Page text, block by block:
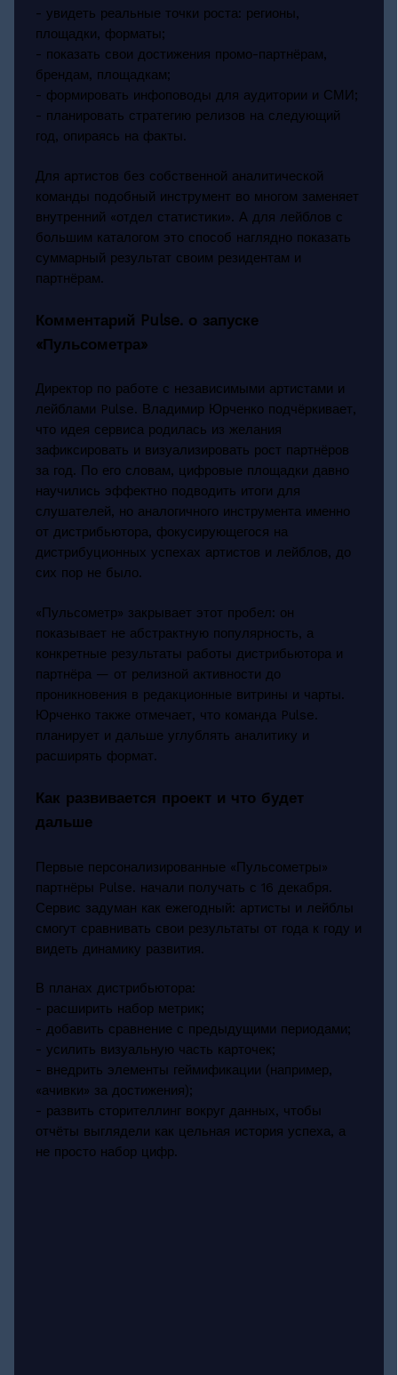
- увидеть реальные точки роста: регионы,
площадки, форматы;
- показать свои достижения промо-партнёрам,
брендам, площадкам;
- формировать инфоповоды для аудитории и СМИ;
- планировать стратегию релизов на следующий
год, опираясь на факты.
Для артистов без собственной аналитической
команды подобный инструмент во многом заменяет
внутренний «отдел статистики». А для лейблов с
большим каталогом это способ наглядно показать
суммарный результат своим резидентам и
партнёрам.
Комментарий Pulse. о запуске
«Пульсометра»
Директор по работе с независимыми артистами и
лейблами Pulse. Владимир Юрченко подчёркивает,
что идея сервиса родилась из желания
зафиксировать и визуализировать рост партнёров
за год. По его словам, цифровые площадки давно
научились эффектно подводить итоги для
слушателей, но аналогичного инструмента именно
от дистрибьютора, фокусирующегося на
дистрибуционных успехах артистов и лейблов, до
сих пор не было.
«Пульсометр» закрывает этот пробел: он
показывает не абстрактную популярность, а
конкретные результаты работы дистрибьютора и
партнёра — от релизной активности до
проникновения в редакционные витрины и чарты.
Юрченко также отмечает, что команда Pulse.
планирует и дальше углублять аналитику и
расширять формат.
Как развивается проект и что будет
дальше
Первые персонализированные «Пульсометры»
партнёры Pulse. начали получать с 16 декабря.
Сервис задуман как ежегодный: артисты и лейблы
смогут сравнивать свои результаты от года к году и
видеть динамику развития.
В планах дистрибьютора:
- расширить набор метрик;
- добавить сравнение с предыдущими периодами;
- усилить визуальную часть карточек;
- внедрить элементы геймификации (например,
«ачивки» за достижения);
- развить сторителлинг вокруг данных, чтобы
отчёты выглядели как цельная история успеха, а
не просто набор цифр.